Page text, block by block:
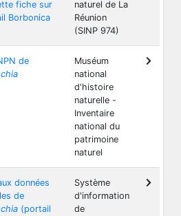
fiche sur
Borbonica
naturel de La
Réunion
(SINP 974)
de
Muséum
national
d'histoire
naturelle -
Inventaire
national du
patrimoine
naturel
données
de
(portail
Système
d'information
de